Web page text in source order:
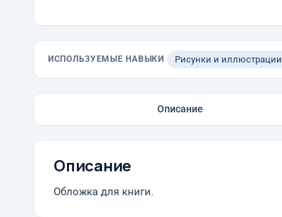
ИСПОЛЬЗУЕМЫЕ НАВЫКИ Рисунки и иллюстрации
Описание
Описание
Обложка для книги.